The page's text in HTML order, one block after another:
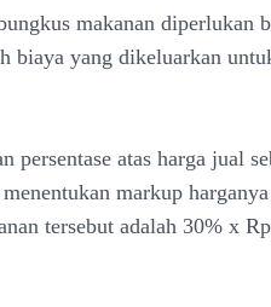
makanan diperlukan
biaya yang dikeluarkan
persentase atas harga jual
markup
tersebut adalah 30% x